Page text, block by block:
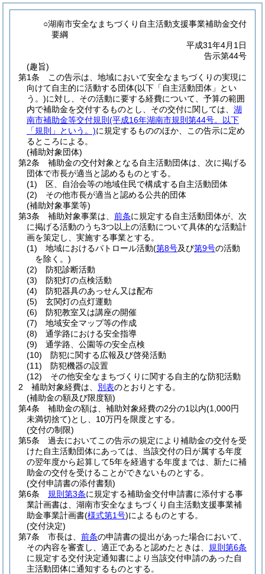
○湖南市安全なまちづくり自主活動支援事業補助金交付
要綱
平成31年4月1日
告示第44号
(趣旨)
第1条
この告示は、地域において安全なまちづくりの実現に
向けて自主的に活動する団体(以下「自主活動団体」とい
う。)に対し、その活動に要する経費について、予算の範囲
内で補助金を交付するものとし、その交付に関しては、 湖
南市補助金等交付規則 (平成16年湖南市規則第44号。以下
「規則」という。)に規定するもののほか、この告示に定め
るところによる。
(補助対象団体)
第2条
補助金の交付対象となる自主活動団体は、次に掲げる
団体で市長が適当と認めるものとする。
(1)
区、自治会等の地域住民で構成する自主活動団体
(2)
その他市長が適当と認める公共的団体
(補助対象事業等)
第3条
補助対象事業は、 前条に規定する自主活動団体が、次
に掲げる活動のうち3つ以上の活動について具体的な活動計
画を策定し、実施する事業とする。
(1)
地域におけるパトロール活動(第8号及び第9号の活動
を除く。)
(2)
防犯診断活動
(3)
防犯灯の点検活動
(4)
防犯器具のあっせん又は配布
(5)
玄関灯の点灯運動
(6)
防犯教室又は講座の開催
(7)
地域安全マップ等の作成
(8)
通学路における安全指導
(9)
通学路、公園等の安全点検
(10)
防犯に関する広報及び啓発活動
(11)
防犯機器の設置
(12)
その他安全なまちづくりに関する自主的な防犯活動
2
補助対象経費は、 別表のとおりとする。
(補助金の額及び限度額)
第4条
補助金の額は、補助対象経費の2分の1以内(1,000円
未満切捨て)とし、10万円を限度とする。
(交付の制限)
第5条
過去においてこの告示の規定により補助金の交付を受
けた自主活動団体にあっては、当該交付の日が属する年度
の翌年度から起算して5年を経過する年度までは、新たに補
助金の交付を受けることができないものとする。
(交付申請書の添付書類)
第6条
規則第3条に規定する補助金交付申請書に添付する事
業計画書は、湖南市安全なまちづくり自主活動支援事業補
助金事業計画書(様式第1号)によるものとする。
(交付決定)
第7条
市長は、 前条の申請書の提出があった場合において、
その内容を審査し、適正であると認めたときは、 規則第6条
に規定する交付決定通知書により当該交付申請のあった自
主活動団体に通知するものとする。